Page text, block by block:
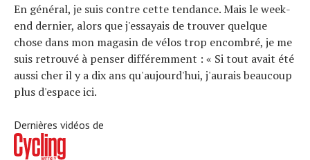
En général, je suis contre cette tendance. Mais le week-
end dernier, alors que j'essayais de trouver quelque
chose dans mon magasin de vélos trop encombré, je me
suis retrouvé à penser différemment : « Si tout avait été
aussi cher il y a dix ans qu'aujourd'hui, j'aurais beaucoup
plus d'espace ici.
Dernières vidéos de